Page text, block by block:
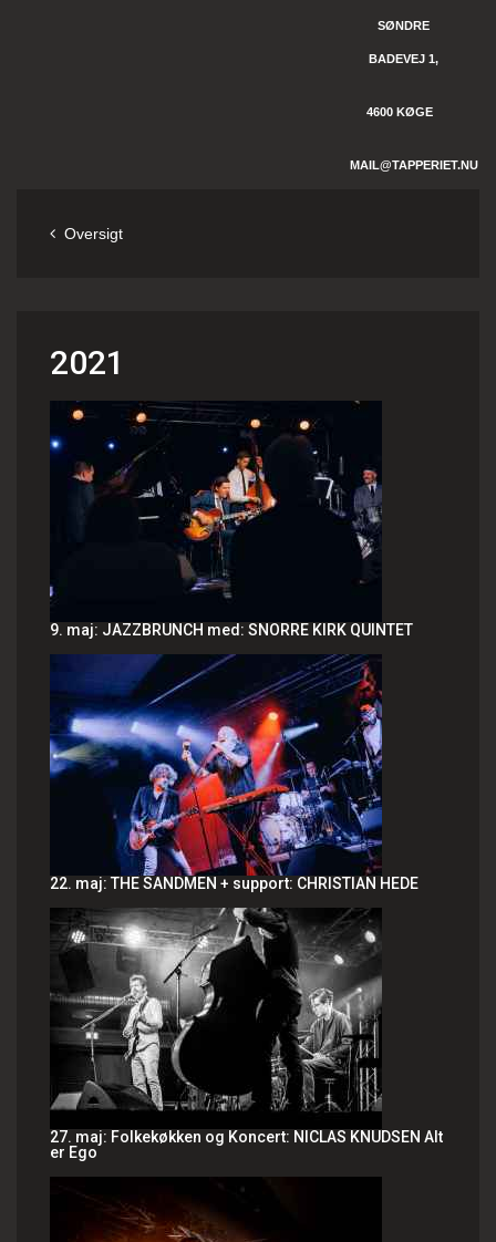
SØNDRE
BADEVEJ 1,
4600 KØGE
MAIL@TAPPERIET.NU
Oversigt
2021
9. maj: JAZZBRUNCH med: SNORRE KIRK QUINTET
22. maj: THE SANDMEN + support: CHRISTIAN HEDE
27. maj: Folkekøkken og Koncert: NICLAS KNUDSEN Alt
er Ego